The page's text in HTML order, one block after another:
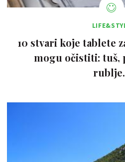
10 stvari koje tablete
mogu očistiti: tuš,